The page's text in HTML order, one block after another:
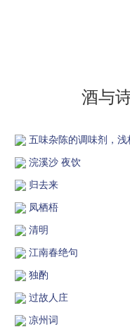
酒与
五味杂陈的调味剂，
浣溪沙 夜饮
归去来
凤栖梧
清明
江南春绝句
独酌
过故人庄
凉州词